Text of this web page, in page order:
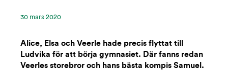
30 ‪mars‬ 2020
Alice, Elsa och Veerle hade precis flyttat till
Ludvika för att börja gymnasiet. Där fanns redan
Veerles storebror och hans bästa kompis Samuel.